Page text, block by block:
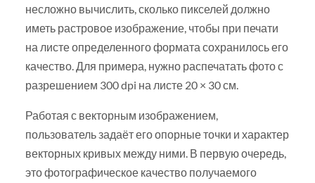
несложно вычислить, сколько пикселей должно
иметь растровое изображение, чтобы при печати
на листе определенного формата сохранилось его
качество. Для примера, нужно распечатать фото с
разрешением 300 dpi на листе 20 × 30 см.
Работая с векторным изображением,
пользователь задаёт его опорные точки и характер
векторных кривых между ними. В первую очередь,
это фотографическое качество получаемого